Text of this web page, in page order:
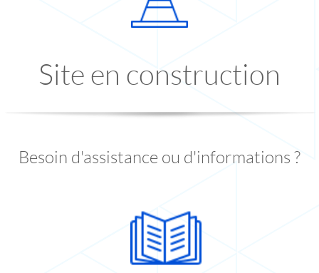
Site en construction
Besoin d'assistance ou d'informations ?